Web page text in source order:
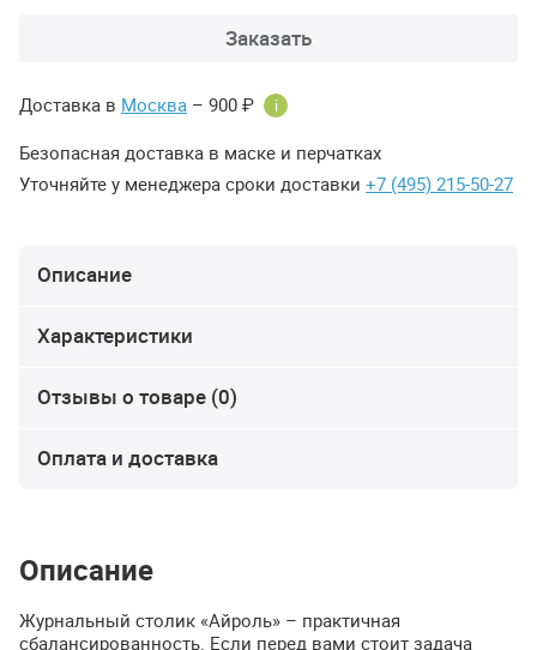
Заказать
Доставка в Москва – 900 ₽ i
Безопасная доставка в маске и перчатках
Уточняйте у менеджера сроки доставки +7 (495) 215-50-27
Описание
Характеристики
Отзывы о товаре (0)
Оплата и доставка
Описание
Журнальный столик «Айроль» – практичная
сбалансированность. Если перед вами стоит задача